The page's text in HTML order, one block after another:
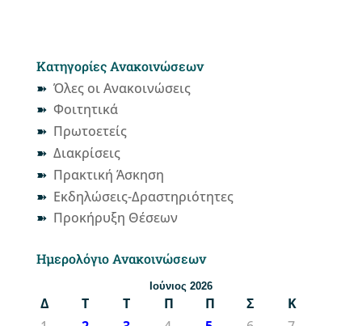
Κατηγορίες Ανακοινώσεων
Όλες οι Ανακοινώσεις
Φοιτητικά
Πρωτοετείς
Διακρίσεις
Πρακτική Άσκηση
Εκδηλώσεις-Δραστηριότητες
Προκήρυξη Θέσεων
Ημερολόγιο Ανακοινώσεων
Ιούνιος 2026
Δ Τ Τ Π Π Σ
Κ